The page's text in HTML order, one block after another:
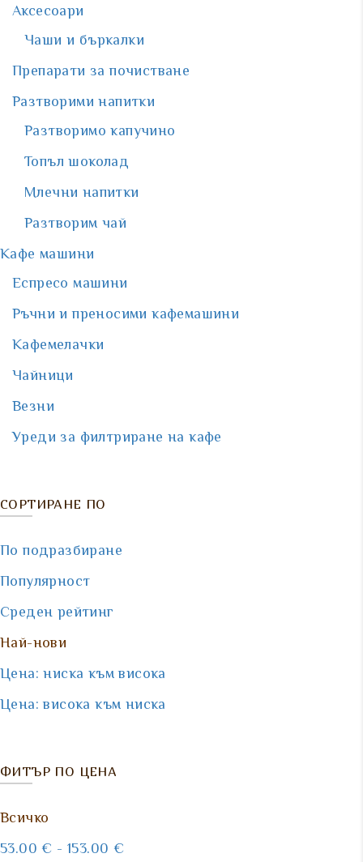
Аксесоари
Чаши и бъркалки
Препарати за почистване
Разтворими напитки
Разтворимо капучино
Топъл шоколад
Млечни напитки
Разтворим чай
Кафе машини
Еспресо машини
Ръчни и преносими кафемашини
Кафемелачки
Чайници
Везни
Уреди за филтриране на кафе
СОРТИРАНЕ ПО
По подразбиране
Популярност
Среден рейтинг
Най-нови
Цена: ниска към висока
Цена: висока към ниска
ФИТЪР ПО ЦЕНА
Всичко
53.00€ -153.00 €